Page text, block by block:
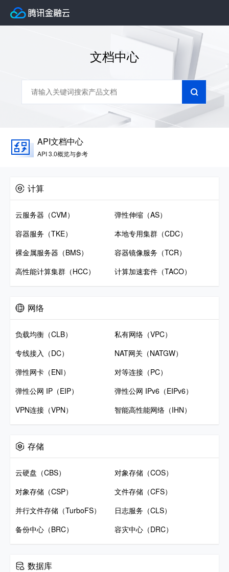
文档中心
API文档中心
API 3.0概览与参考
计算
云服务器（CVM）
弹性伸缩（AS）
容器服务（TKE）
本地专用集群（CDC）
裸金属服务器（BMS）
容器镜像服务（TCR）
高性能计算集群（HCC）
计算加速套件（TACO）
网络
负载均衡（CLB）
私有网络（VPC）
专线接入（DC）
NAT网关（NATGW）
弹性网卡（ENI）
对等连接（PC）
弹性公网 IP（EIP）
弹性公网 IPv6（EIPv6）
VPN连接（VPN）
智能高性能网络（IHN）
存储
云硬盘（CBS）
对象存储（COS）
对象存储（CSP）
文件存储（CFS）
并行文件存储（TurboFS）
日志服务（CLS）
备份中心（BRC）
容灾中心（DRC）
数据库